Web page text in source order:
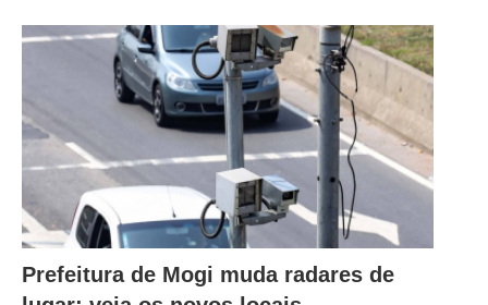
Prefeitura de Mogi muda radares de